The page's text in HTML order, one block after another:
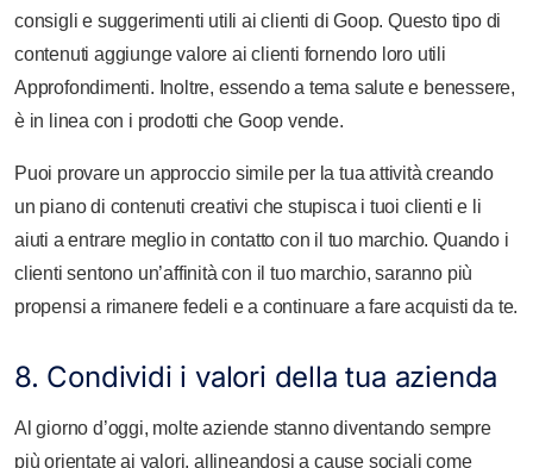
consigli e suggerimenti utili ai clienti di Goop. Questo tipo di
contenuti aggiunge valore ai clienti fornendo loro utili
Approfondimenti. Inoltre, essendo a tema salute e benessere,
è in linea con i prodotti che Goop vende.
Puoi provare un approccio simile per la tua attività creando
un piano di contenuti creativi che stupisca i tuoi clienti e li
aiuti a entrare meglio in contatto con il tuo marchio. Quando i
clienti sentono un’affinità con il tuo marchio, saranno più
propensi a rimanere fedeli e a continuare a fare acquisti da te.
8. Condividi i valori della tua azienda
Al giorno d’oggi, molte aziende stanno diventando sempre
più orientate ai valori, allineandosi a cause sociali come